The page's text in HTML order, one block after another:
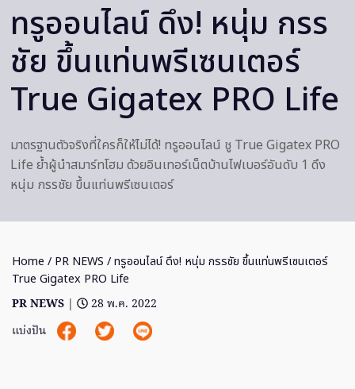
ทรูออนไลน์ ดึง! หนุ่ม กรร
ชัย ขึ้นแท่นพรีเซนเตอร์
True Gigatex PRO Life
มาตรฐานตัวจริงที่ใครก็ให้ไม่ได้! ทรูออนไลน์ ชู True Gigatex PRO
Life ย้ำผู้นำสมาร์ทโฮม ด้วยอินเทอร์เน็ตบ้านไฟเบอร์อันดับ 1 ดึง
หนุ่ม กรรชัย ขึ้นแท่นพรีเซนเตอร์
Home / PR NEWS / ทรูออนไลน์ ดึง! หนุ่ม กรรชัย ขึ้นแท่นพรีเซนเตอร์
True Gigatex PRO Life
PR NEWS |
28 พ.ค. 2022
แบ่งปัน